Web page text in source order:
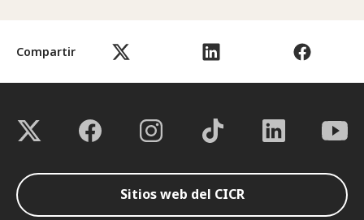
Compartir
Sitios web del CICR